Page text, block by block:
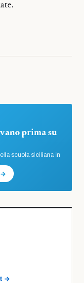
prima su
scuola siciliana in
→
→